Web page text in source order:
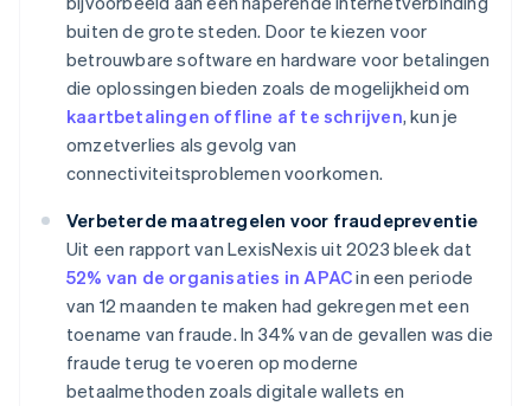
buiten de grote steden. Door te kiezen voor
betrouwbare software en hardware voor betalingen
die oplossingen bieden zoals de mogelijkheid om
kaartbetalingen offline af te schrijven, kun je
omzetverlies als gevolg van
connectiviteitsproblemen voorkomen.
Verbeterde maatregelen voor fraudepreventie
Uit een rapport van LexisNexis uit 2023 bleek dat
52% van de organisaties in APACin een periode
van 12 maanden te maken had gekregen met een
toename van fraude. In 34% van de gevallen was die
fraude terug te voeren op moderne
betaalmethoden zoals digitale wallets en